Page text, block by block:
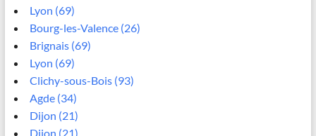
Lyon (69)
Bourg-les-Valence (26)
Brignais (69)
Lyon (69)
Clichy-sous-Bois (93)
Agde (34)
Dijon (21)
Dijon (21)